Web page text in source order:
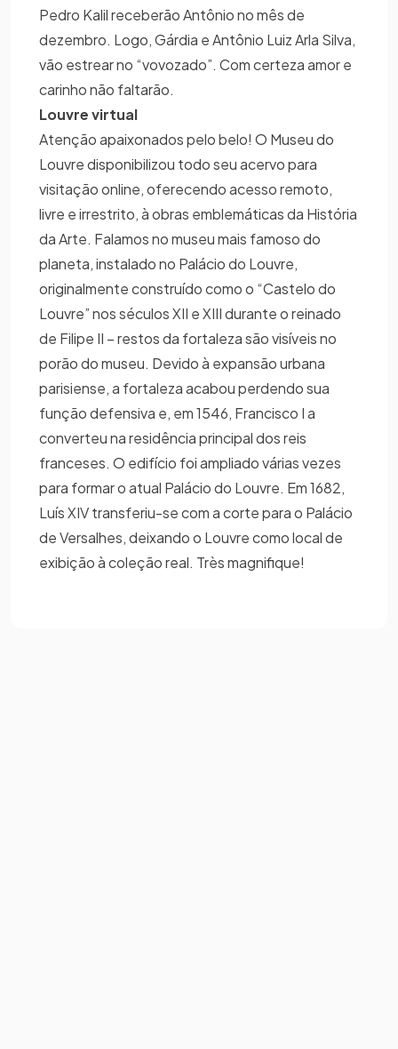
Pedro Kalil receberão Antônio no mês de
dezembro. Logo, Gárdia e Antônio Luiz Arla Silva,
vão estrear no “vovozado”. Com certeza amor e
carinho não faltarão.
Louvre virtual
Atenção apaixonados pelo belo! O Museu do
Louvre disponibilizou todo seu acervo para
visitação online, oferecendo acesso remoto,
livre e irrestrito, à obras emblemáticas da História
da Arte. Falamos no museu mais famoso do
planeta, instalado no Palácio do Louvre,
originalmente construído como o “Castelo do
Louvre” nos séculos XII e XIII durante o reinado
de Filipe II – restos da fortaleza são visíveis no
porão do museu. Devido à expansão urbana
parisiense, a fortaleza acabou perdendo sua
função defensiva e, em 1546, Francisco I a
converteu na residência principal dos reis
franceses. O edifício foi ampliado várias vezes
para formar o atual Palácio do Louvre. Em 1682,
Luís XIV transferiu-se com a corte para o Palácio
de Versalhes, deixando o Louvre como local de
exibição à coleção real. Très magnifique!